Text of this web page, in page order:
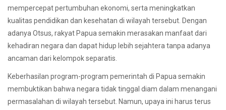
mempercepat pertumbuhan ekonomi, serta meningkatkan
kualitas pendidikan dan kesehatan di wilayah tersebut. Dengan
adanya Otsus, rakyat Papua semakin merasakan manfaat dari
kehadiran negara dan dapat hidup lebih sejahtera tanpa adanya
ancaman dari kelompok separatis.
Keberhasilan program-program pemerintah di Papua semakin
membuktikan bahwa negara tidak tinggal diam dalam menangani
permasalahan di wilayah tersebut. Namun, upaya ini harus terus